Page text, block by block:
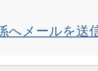
へメールを送